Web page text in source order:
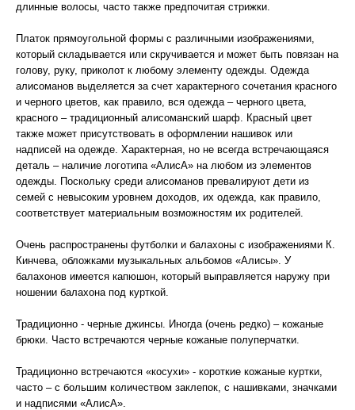
длинные волосы, часто также предпочитая стрижки.
Платок прямоугольной формы с различными изображениями,
который складывается или скручивается и может быть повязан на
голову, руку, приколот к любому элементу одежды. Одежда
алисоманов выделяется за счет характерного сочетания красного
и черного цветов, как правило, вся одежда – черного цвета,
красного – традиционный алисоманский шарф. Красный цвет
также может присутствовать в оформлении нашивок или
надписей на одежде. Характерная, но не всегда встречающаяся
деталь – наличие логотипа «АлисА» на любом из элементов
одежды. Поскольку среди алисоманов превалируют дети из
семей с невысоким уровнем доходов, их одежда, как правило,
соответствует материальным возможностям их родителей.
Очень распространены футболки и балахоны с изображениями К.
Кинчева, обложками музыкальных альбомов «Алисы». У
балахонов имеется капюшон, который выправляется наружу при
ношении балахона под курткой.
Традиционно - черные джинсы. Иногда (очень редко) – кожаные
брюки. Часто встречаются черные кожаные полуперчатки.
Традиционно встречаются «косухи» - короткие кожаные куртки,
часто – с большим количеством заклепок, с нашивками, значками
и надписями «АлисА».